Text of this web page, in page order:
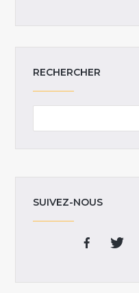
RECHERCHER
SUIVEZ-NOUS